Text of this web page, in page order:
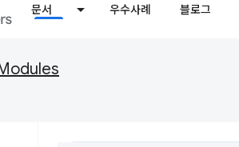
문서 우수사례 블로그